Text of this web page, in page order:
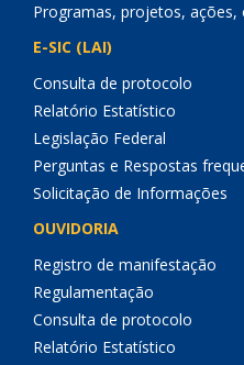
Programas, projetos, ações,
E-SIC (LAI)
Consulta de protocolo
Relatório Estatístico
Legislação Federal
Perguntas e Respostas
Solicitação de Informações
OUVIDORIA
Registro de manifestação
Regulamentação
Consulta de protocolo
Relatório Estatístico